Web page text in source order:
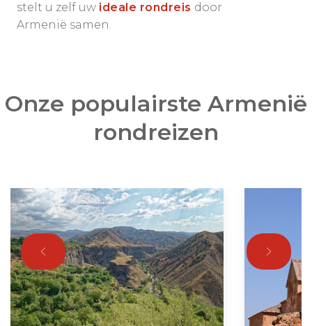
stelt u zelf uw ideale rondreis door
Armenië samen.
Onze populairste Armenië
rondreizen